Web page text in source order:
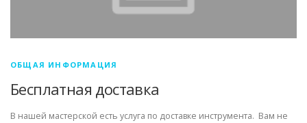
ОБЩАЯ ИНФОРМАЦИЯ
Бесплатная доставка
В нашей мастерской есть услуга по доставке инструмента. Вам не